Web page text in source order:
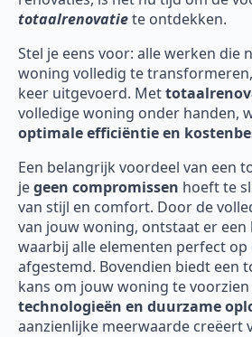
totaalrenovatiete ontdekken.
Stel je eens voor: alle werken die
woning volledig te
keer uitgevoerd. Met
volledige woning onder handen,
optimale efficiëntie en
Een belangrijk voordeel van een
jegeen compromissen hoeft te
van stijl en comfort. Door de
van jouw woning, ontstaat er een
waarbij alle elementen perfect op
afgestemd. Bovendien biedt een
kans om jouw woning te voorzien
technologieën en duurzame
aanzienlijke meerwaarde creëert